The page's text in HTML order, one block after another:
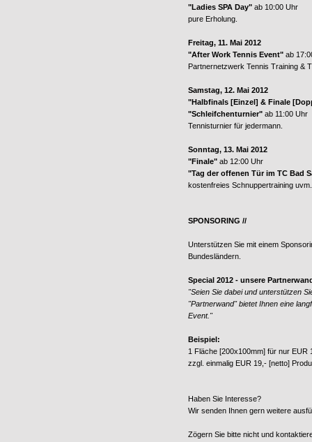
"Ladies SPA Day" ab 10:00 Uhr
pure Erholung.
Freitag, 11. Mai 2012
"After Work Tennis Event" ab
Partnernetzwerk Tennis Training &
Samstag, 12. Mai 2012
"Halbfinals [Einzel] & Finale
"Schleifchenturnier" ab 11:00 Uhr
Tennisturnier für jedermann.
Sonntag, 13. Mai 2012
"Finale" ab 12:00 Uhr
"Tag der offenen Tür im TC Bad
kostenfreies Schnuppertraining uvm.
SPONSORING //
Unterstützen Sie mit einem
Bundesländern.
Special 2012 - unsere
"Seien Sie dabei und unterstützen
"Partnerwand" bietet Ihnen eine
Event."
Beispiel:
1 Fläche [200x100mm] für nur EUR
zzgl. einmalig EUR 19,- [netto]
Haben Sie Interesse?
Wir senden Ihnen gern weitere
Zögern Sie bitte nicht und